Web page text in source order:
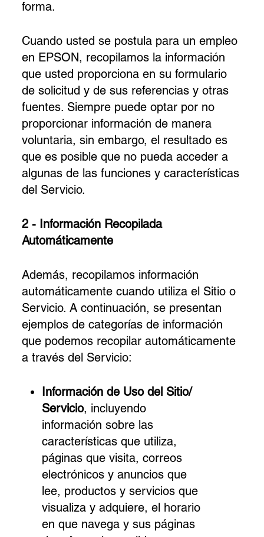
forma.
Cuando usted se postula para un empleo
en EPSON, recopilamos la información
que usted proporciona en su formulario
de solicitud y de sus referencias y otras
fuentes. Siempre puede optar por no
proporcionar información de manera
voluntaria, sin embargo, el resultado es
que es posible que no pueda acceder a
algunas de las funciones y características
del Servicio.
2 - Información Recopilada
Automáticamente
Además, recopilamos información
automáticamente cuando utiliza el Sitio o
Servicio. A continuación, se presentan
ejemplos de categorías de información
que podemos recopilar automáticamente
a través del Servicio:
Información de Uso del Sitio/
Servicio, incluyendo
información sobre las
características que utiliza,
páginas que visita, correos
electrónicos y anuncios que
lee, productos y servicios que
visualiza y adquiere, el horario
en que navega y sus páginas